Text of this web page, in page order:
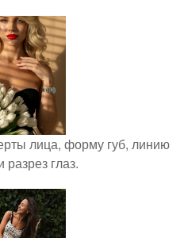
лица, форму губ, линию
разрез глаз.